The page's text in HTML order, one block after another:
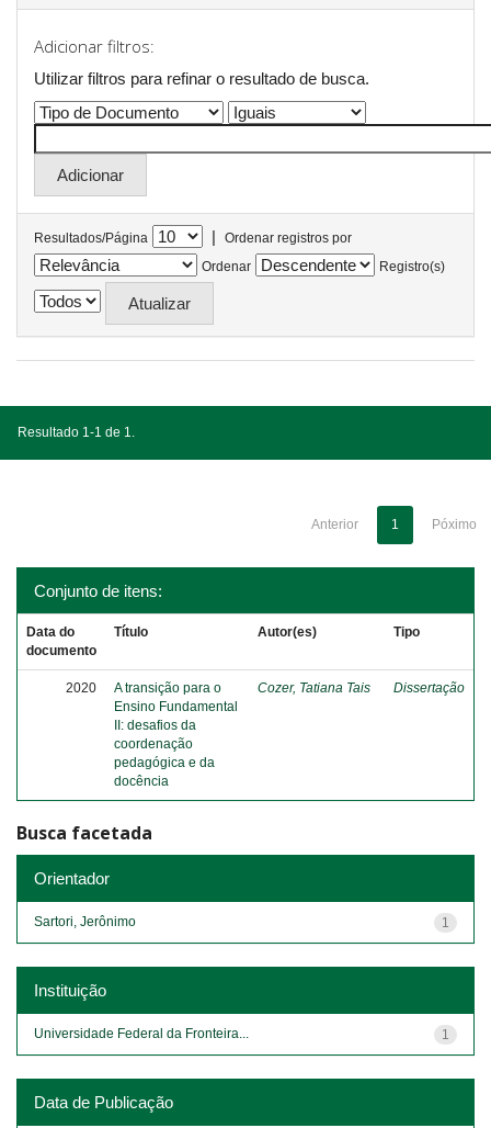
Adicionar filtros:
Utilizar filtros para refinar o resultado de busca.
Resultados/Página |
Ordenar registros por
Ordenar
Registro(s)
Resultado 1-1 de 1.
Anterior 1 Póximo
Conjunto de itens:
Data do
documento
Título Autor(es) Tipo
2020
A transição para o
Ensino Fundamental
II: desafios da
coordenação
pedagógica e da
docência
Cozer, Tatiana Tais Dissertação
Busca facetada
Orientador
1
Sartori, Jerônimo
Instituição
1
Universidade Federal da Fronteira...
Data de Publicação